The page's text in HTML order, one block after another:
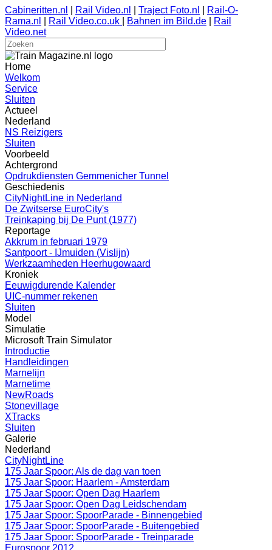
Cabineritten.nl Rail Video.nl Traject Foto.nl
Rail-O-
Rama.nl
Rail Video.co.uk Bahnen im Bild.de
Rail
Video.net
Home
Welkom
Service
Sluiten
Actueel
Nederland
NS Reizigers
Sluiten
Voorbeeld
Achtergrond
Opdrukdiensten Gemmenicher Tunnel
Geschiedenis
CityNightLine in Nederland
De Zwitserse EuroCity's
Treinkaping bij De Punt (1977)
Reportage
Akkrum in februari 1979
Santpoort - IJmuiden (Vislijn)
Werkzaamheden Heerhugowaard
Kroniek
Eeuwigdurende Kalender
UIC-nummer rekenen
Sluiten
Model
Simulatie
Microsoft Train Simulator
Introductie
Handleidingen
Marnelijn
Marnetime
NewRoads
Stonevillage
XTracks
Sluiten
Galerie
Nederland
CityNightLine
175 Jaar Spoor: Als de dag van toen
175 Jaar Spoor: Haarlem - Amsterdam
175 Jaar Spoor: Open Dag Haarlem
175 Jaar Spoor: Open Dag Leidschendam
175 Jaar Spoor: SpoorParade - Binnengebied
175 Jaar Spoor: SpoorParade - Buitengebied
175 Jaar Spoor: SpoorParade - Treinparade
Eurospoor 2012